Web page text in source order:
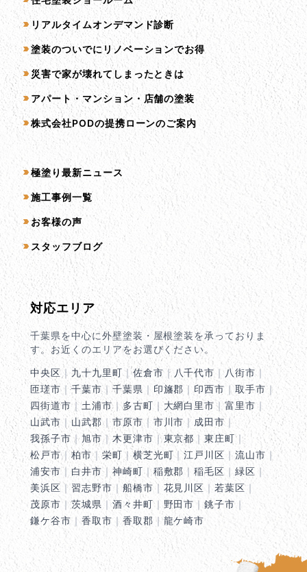
リアルタイムオンデマンド診断
塗装のついでにリノベーションでお得
災害で家が壊れてしまったときは
アパート・マンション・店舗の塗装
株式会社PODの提携ローンのご案内
コンテンツ一覧
極塗り最新ニュース
施工事例一覧
お客様の声
スタッフブログ
対応エリア
千葉県を中心に外壁塗装・屋根塗装を承っておりま
す。お近くのエリアをお選びください。
中央区｜九十九里町｜佐倉市｜ 八千代市 ｜八街市 ｜
匝瑳市｜千葉市｜千葉県 ｜ 印旛郡 ｜ 印西市 ｜取手市 ｜
四街道市 ｜土浦市｜多古町 ｜ 大網白里市｜富里市 ｜
山武市 ｜ 山武郡｜ 市原市 ｜ 市川市 ｜ 成田市 ｜
我孫子市 ｜旭市｜木更津市 ｜ 東京都 ｜東庄町｜
松戸市｜ 柏市｜栄町 ｜横芝光町｜江戸川区 ｜流山市 ｜
浦安市｜ 白井市｜ 神崎町 ｜ 稲敷郡 ｜稲毛区 ｜緑区 ｜
美浜区 ｜ 習志野市 ｜ 船橋市｜ 花見川区 ｜若葉区｜
茂原市 ｜茨城県 ｜ 酒々井町｜ 野田市 ｜銚子市 ｜
鎌ケ谷市 ｜ 香取市 ｜ 香取郡 ｜ 龍ケ崎市